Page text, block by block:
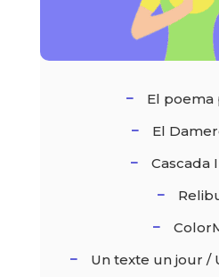
El poema
El
Cascada
Un texte un jour /